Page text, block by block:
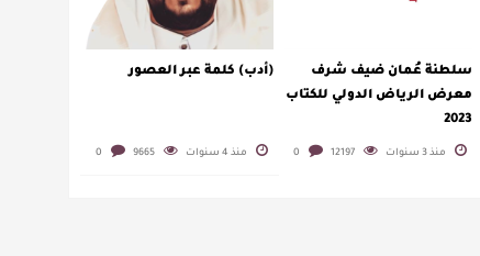
سلطنة عُمان ضيف شرف
معرض الرياض الدولي للكتاب
2023
منذ 3 سنوات 12197
0
(أدب) كلمة عبر العصور
منذ 4 سنوات 9665
0